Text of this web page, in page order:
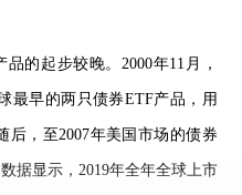
的起步较晚。2000年11月，
最早的两只债券ETF产品，用
后，至2007年美国市场的债券
据显示，2019年全年全球上市